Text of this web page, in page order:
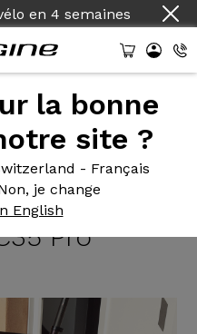
en 4 semaines
la bonne
site ?
- Français
je change
English
Evo - Shimano
- Shimano
Roues
Pro